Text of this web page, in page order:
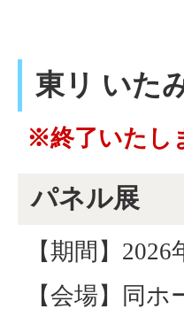
東リ いた
※終了いたし
パネル展
【期間】
【会場】同ホ